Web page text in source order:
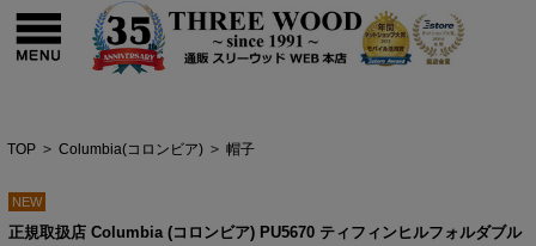
TOP > Columbia(コロンビア) > 帽子
NEW
正規取扱店 Columbia (コロンビア) PU5670 ティフィンヒルフォルダブル